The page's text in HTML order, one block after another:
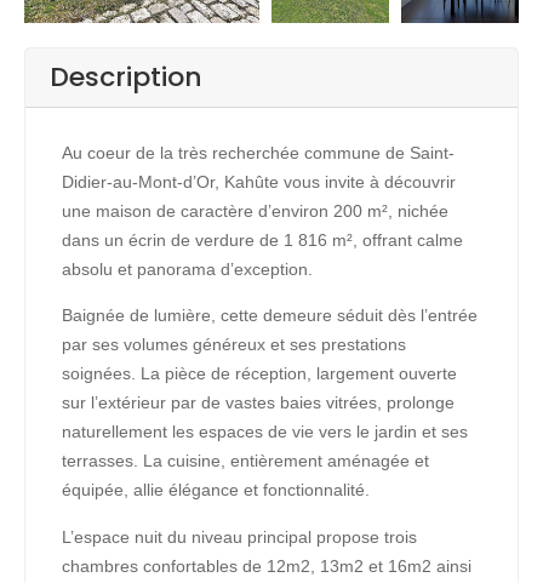
Description
Au coeur de la très recherchée commune de Saint-
Didier-au-Mont-d’Or, Kahûte vous invite à découvrir
une maison de caractère d’environ 200 m², nichée
dans un écrin de verdure de 1 816 m², offrant calme
absolu et panorama d’exception.
Baignée de lumière, cette demeure séduit dès l’entrée
par ses volumes généreux et ses prestations
soignées. La pièce de réception, largement ouverte
sur l’extérieur par de vastes baies vitrées, prolonge
naturellement les espaces de vie vers le jardin et ses
terrasses. La cuisine, entièrement aménagée et
équipée, allie élégance et fonctionnalité.
L’espace nuit du niveau principal propose trois
chambres confortables de 12m2, 13m2 et 16m2 ainsi